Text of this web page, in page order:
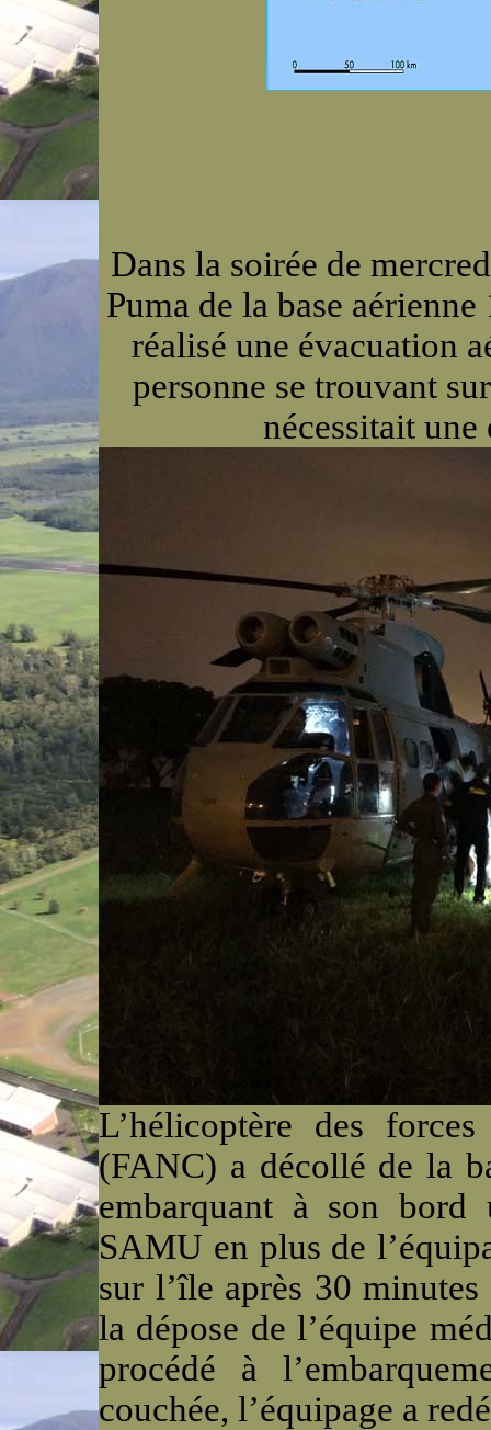
Dans la soirée de
Puma de la base
réalisé une évacuation
personne se trouvant
nécessitait une
L’hélicoptère des
(FANC) a décollé de la
embarquant à son
SAMU en plus de
sur l’île après 30
la dépose de l’équipe
procédé à
couchée, l’équipage a